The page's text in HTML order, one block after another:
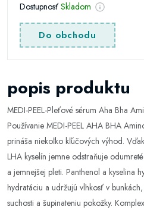
Dostupnosť Skladom
Do obchodu
popis produktu
MEDI-PEEL-Pleťové sérum Aha Bha
Používanie MEDI-PEEL AHA BHA
prináša niekoľko kľúčových výhod.
LHA kyselín jemne odstraňuje
a jemnejšej pleti. Panthenol a kyselina
hydratáciu a udržujú vlhkosť v
suchosti a šupinateniu pokožky.